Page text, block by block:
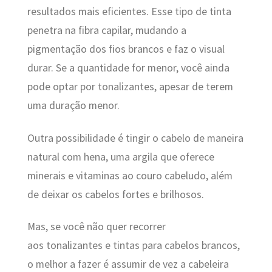
resultados mais eficientes. Esse tipo de tinta
penetra na fibra capilar, mudando a
pigmentação dos fios brancos e faz o visual
durar. Se a quantidade for menor, você ainda
pode optar por tonalizantes, apesar de terem
uma duração menor.
Outra possibilidade é tingir o cabelo de maneira
natural com hena, uma argila que oferece
minerais e vitaminas ao couro cabeludo, além
de deixar os cabelos fortes e brilhosos.
Mas, se você não quer recorrer
aos tonalizantes e tintas para cabelos brancos,
o melhor a fazer é assumir de vez a cabeleira